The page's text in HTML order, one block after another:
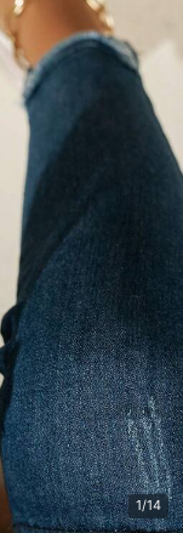
1/14